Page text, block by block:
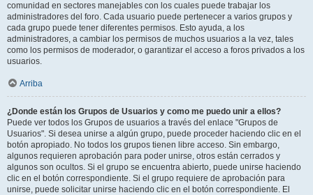
comunidad en sectores manejables con los cuales puede trabajar los
administradores del foro. Cada usuario puede pertenecer a varios grupos y
cada grupo puede tener diferentes permisos. Esto ayuda, a los
administradores, a cambiar los permisos de muchos usuarios a la vez, tales
como los permisos de moderador, o garantizar el acceso a foros privados a los
usuarios.
Arriba
¿Donde están los Grupos de Usuarios y como me puedo unir a ellos?
Puede ver todos los Grupos de usuarios a través del enlace "Grupos de
Usuarios". Si desea unirse a algún grupo, puede proceder haciendo clic en el
botón apropiado. No todos los grupos tienen libre acceso. Sin embargo,
algunos requieren aprobación para poder unirse, otros están cerrados y
algunos son ocultos. Si el grupo se encuentra abierto, puede unirse haciendo
clic en el botón correspondiente. Si el grupo requiere de aprobación para
unirse, puede solicitar unirse haciendo clic en el botón correspondiente. El